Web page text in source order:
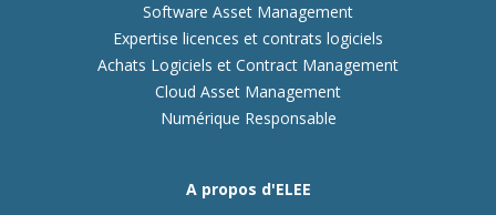
Software Asset Management
Expertise licences et contrats logiciels
Achats Logiciels et Contract Management
Cloud Asset Management
Numérique Responsable
A propos d'ELEE